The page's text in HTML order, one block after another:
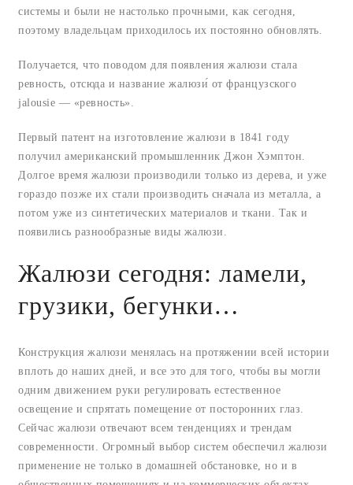
системы и были не настолько прочными, как сегодня,
поэтому владельцам приходилось их постоянно обновлять.
Получается, что поводом для появления жалюзи стала
ревность, отсюда и название жалюзи́ от французского
jalousie — «ревность».
Первый патент на изготовление жалюзи в 1841 году
получил американский промышленник Джон Хэмптон.
Долгое время жалюзи производили только из дерева, и уже
гораздо позже их стали производить сначала из металла, а
потом уже из синтетических материалов и ткани. Так и
появились разнообразные виды жалюзи.
Жалюзи сегодня: ламели,
грузики, бегунки…
Конструкция жалюзи менялась на протяжении всей истории
вплоть до наших дней, и все это для того, чтобы вы могли
одним движением руки регулировать естественное
освещение и спрятать помещение от посторонних глаз.
Сейчас жалюзи отвечают всем тенденциях и трендам
современности. Огромный выбор систем обеспечил жалюзи
применение не только в домашней обстановке, но и в